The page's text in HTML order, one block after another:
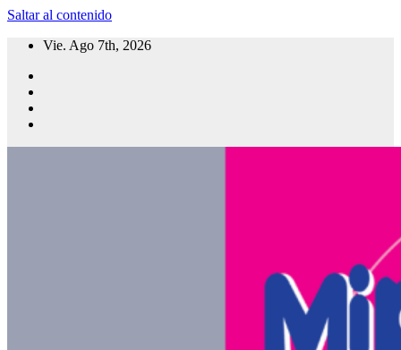
Saltar al contenido
Vie. Ago 7th, 2026